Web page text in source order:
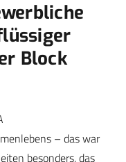
Block
– das war
besonders, das